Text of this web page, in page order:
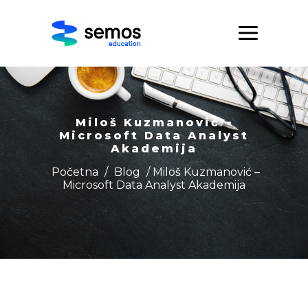
Miloš Kuzmanović –
Microsoft Data Analyst
Akademija
Početna / Blog / Miloš Kuzmanović –
Microsoft Data Analyst Akademija